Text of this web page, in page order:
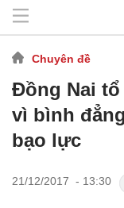
Chuyên đề
Đồng Nai
vì bình
bạo lực
21/12/2017 - 13:30